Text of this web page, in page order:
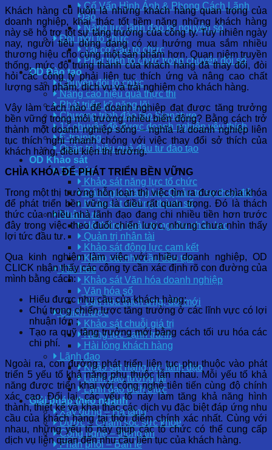
Cố Vấn Hình Ảnh & Phong Cách Lãnh
Đạo
Năng lực lãnh đạo kỷ nguyên số
Đổi mới tổ chức
Tái cơ cấu tổ chức
Phát triển tổ chức trong chuyển đổi số
OD Đào tạo
Chuyển đổi tổ chức
Nâng cao hiệu quả thực thi
Phát triển kỹ năng lõi
Chương trình đào tạo Signature
12 chuyên đề được doanh nghiệp yêu thích
E-training
Quản trị hiệu quả đầu tư đào tạo
OD Khảo sát
Tổ chức
Khảo sát năng lực tổ chức
Đánh giá Năng lực Quản trị sự thay đổi
Khảo sát trưởng thành số
Nhân lực
Hệ thống quản trị nguồn nhân lực
Quản trị nhân tài
Khảo sát động lực cam kết
Khảo sát nhu cầu đào tạo
Văn hóa
Khảo sát Văn hóa doanh nghiệp
Văn hóa số
Văn hóa thích ứng, đổi mới
Chiến lược
Khảo sát chuỗi giá trị
Năng lực cạnh tranh
Hài lòng khách hàng
Lãnh đạo
Khảo sát năng lực lãnh đạo
Lãnh đạo tương lai
Lãnh đạo đích thực
Giải pháp theo ngành
Xây dựng – Hạ tầng
Dược – Chăm sóc sức khỏe
Công nghệ – thông tin
Phân phối – Bán lẻ
Khách hàng cũ luôn là những khách hàng quan trọng của
doanh nghiệp, khai thác tốt tiềm năng những khách hàng
này sẽ hỗ trợ tốt sự tăng trưởng của công ty. Tuy nhiên ngày
nay, người tiêu dùng đang có xu hướng mua sắm nhiều
thương hiệu cho cùng một sản phẩm hơn. Quan niệm truyền
thống, mức độ trung thành của khách hàng đã thay đổi, đòi
hỏi các công ty phải liên tục thích ứng và nâng cao chất
lượng sản phẩm, dịch vụ và trải nghiệm cho khách hàng.
Vậy làm cách nào để doanh nghiệp đạt được tăng trưởng
bền vững trong môi trường nhiều biến động? Bằng cách trở
thành một doanh nghiệp sống – nghĩa là doanh nghiệp liên
tục thích nghi nhanh chóng với việc thay đổi sở thích của
khách hàng, điều kiện thị trường.
CHÌA KHÓA ĐỂ PHÁT TRIỂN BỀN VỮNG
Trong một thị trường hỗn loạn thì việc tìm ra được chìa khóa
để phát triển bền vững là điều rất quan trọng. Đó là thách
thức của nhiều nhà lãnh đạo đang chi nhiều tiền hơn trước
đây trong việc theo đuổi chiến lược, nhưng chưa nhìn thấy
lợi tức đầu tư.
Qua kinh nghiệm làm việc với nhiều doanh nghiệp, OD
CLICK nhận thấy các công ty cần xác định rõ con đường của
mình bằng cách:
Hiểu được nhu cầu của khách hàng;
Chú trong chiến lược tăng trưởng ở các lĩnh vực có lợi
nhuận lớn ;
Tạo ra quỹ tăng trưởng mới bằng cách tối ưu hóa các
chi phí.
Ngoài ra, con đường phát triển liên tục phụ thuộc vào phát
triển 5 yếu tố khả năng phụ thuộc lẫn nhau. Mỗi yếu tố khả
năng được triển khai với công nghệ tiên tiến cùng độ chính
xác cao. Đổi lại, các yếu tố này làm tăng khả năng hình
thành, thiết kế và khai thác các dịch vụ đặc biệt đáp ứng nhu
cầu của khách hàng tại thời điểm chính xác nhất. Cùng với
nhau, những yếu tố này giúp các tổ chức có thể cung cấp
dịch vụ liên quan đến nhu cầu liên tục của khách hàng.